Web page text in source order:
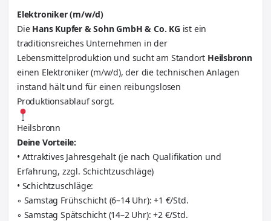
Elektroniker (m/w/d)
Die Hans Kupfer & Sohn GmbH & Co. KG ist ein
traditionsreiches Unternehmen in der
Lebensmittelproduktion und sucht am Standort Heilsbronn
einen Elektroniker (m/w/d), der die technischen Anlagen
instand hält und für einen reibungslosen
Produktionsablauf sorgt.
Heilsbronn
Deine Vorteile:
• Attraktives Jahresgehalt (je nach Qualifikation und
Erfahrung, zzgl. Schichtzuschläge)
• Schichtzuschläge:
◦ Samstag Frühschicht (6–14 Uhr): +1 €/Std.
◦ Samstag Spätschicht (14–2 Uhr): +2 €/Std.